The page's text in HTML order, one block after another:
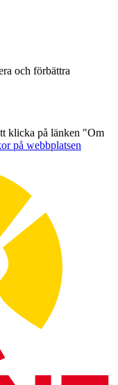
och förbättra
klicka på länken "Om
på webbplatsen